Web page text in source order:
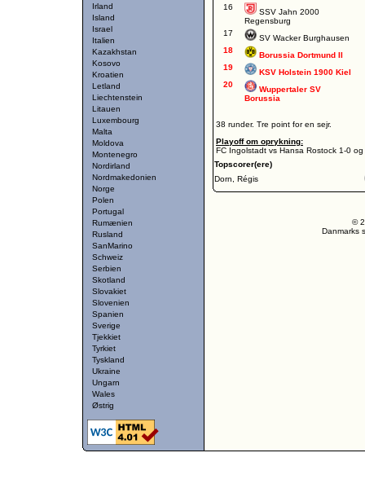
Irland
Island
Israel
Italien
Kazakhstan
Kosovo
Kroatien
Letland
Liechtenstein
Litauen
Luxembourg
Malta
Moldova
Montenegro
Nordirland
Nordmakedonien
Norge
Polen
Portugal
Rumænien
Rusland
SanMarino
Schweiz
Serbien
Skotland
Slovakiet
Slovenien
Spanien
Sverige
Tjekkiet
Tyrkiet
Tyskland
Ukraine
Ungarn
Wales
Østrig
16
SSV Jahn 2000
Regensburg
17
SV Wacker Burghausen
18
Borussia Dortmund II
19
KSV Holstein 1900 Kiel
20
Wuppertaler SV
Borussia
38 runder. Tre point for en sejr.
Playoff om oprykning:
FC Ingolstadt vs Hansa Rostock 1-0 og
Topscorer(ere)
Dorn, Régis
©
Danmarks